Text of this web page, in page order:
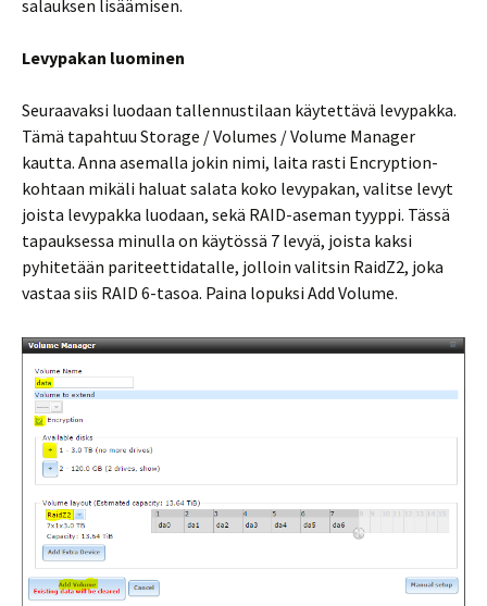
salauksen lisäämisen.
Levypakan luominen
Seuraavaksi luodaan tallennustilaan käytettävä levypakka.
Tämä tapahtuu Storage / Volumes / Volume Manager
kautta. Anna asemalla jokin nimi, laita rasti Encryption-
kohtaan mikäli haluat salata koko levypakan, valitse levyt
joista levypakka luodaan, sekä RAID-aseman tyyppi. Tässä
tapauksessa minulla on käytössä 7 levyä, joista kaksi
pyhitetään pariteettidatalle, jolloin valitsin RaidZ2, joka
vastaa siis RAID 6-tasoa. Paina lopuksi Add Volume.